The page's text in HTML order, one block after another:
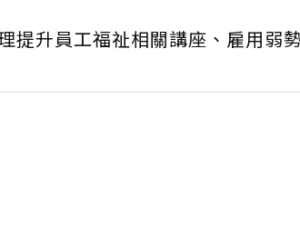
提升員工福祉相關講座、雇用弱